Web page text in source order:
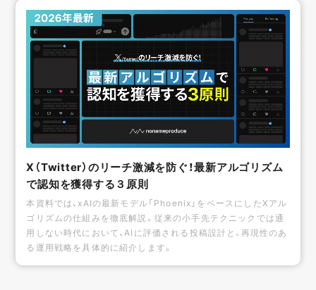
X（Twitter）のリーチ激減を防ぐ！最新アルゴリズム
で認知を獲得する３原則
本資料では、xAIの最新モデル「Phoenix」をベースにしたXアル
ゴリズムの仕組みを徹底解説。従来の小手先テクニックでは通
用しない時代において、AIに評価される投稿設計と、再現性のあ
る運用戦略を具体的に紹介します。